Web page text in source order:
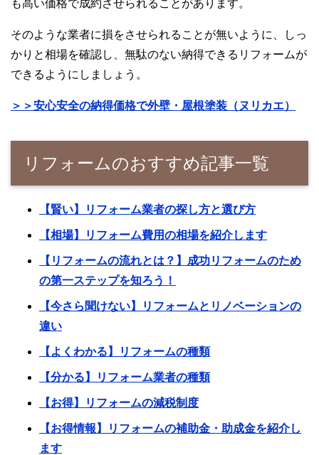
も高い価格で成約させられることがあります。
そのような業者に損をさせられることが無いように、しっ
かりと相場を確認し、無駄のない納得できるリフォームが
できるようにしましょう。
＞＞安心安全の納得価格で外壁・屋根塗装（ヌリカエ）
リフォームのおすすめ記事一覧
【賢い】リフォーム業者の探し方と選び方
【相場】リフォーム費用の相場を紹介します
【リフォームの流れとは？】成功リフォームのため
の第一ステップを知ろう！
【今さら聞けない】リフォームとリノベーションの
違い
【よくわかる】リフォームの種類
【分かる】リフォーム業者の種類
【お得】リフォームの減税制度
【お得情報】リフォームの補助金・助成金を紹介し
ます